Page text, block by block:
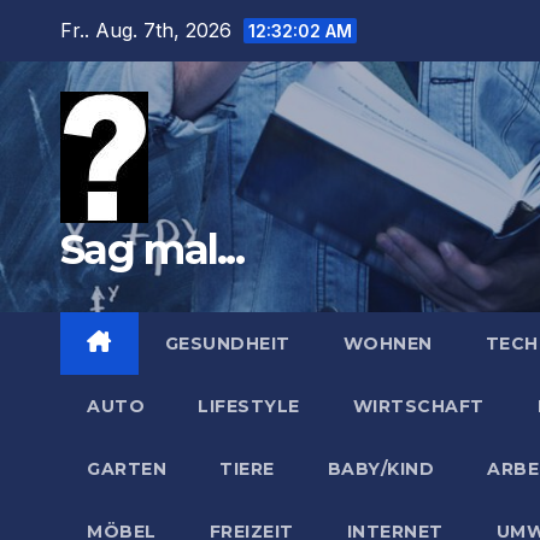
springen
Fr.. Aug. 7th, 2026 12:32:03 AM
Sag mal...
GESUNDHEIT WOHNEN
AUTO LIFESTYLE WIRTSCHAFT
GARTEN TIERE BABY/KIND
MÖBEL FREIZEIT INTERNET